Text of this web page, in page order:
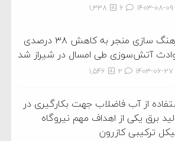
۱۴۰۳-۰۸-۰۹ 1,338
فرهنگ سازی منجر به کاهش ۳۸ درصدی
آتش‌سوزی طی امسال در شیراز شد
۱۴۰۳-۰۶-۲۷ 1,546
از آب فاضلاب جهت بکارگیری در
برق یکی از اهداف مهم نیروگاه
ترکیبی کازرون